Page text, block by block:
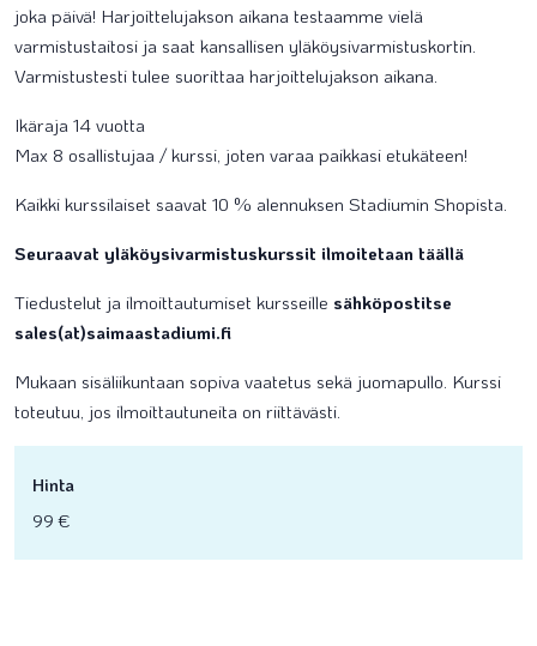
joka päivä! Harjoittelujakson aikana testaamme vielä
varmistustaitosi ja saat kansallisen yläköysivarmistuskortin.
Varmistustesti tulee suorittaa harjoittelujakson aikana.
Ikäraja 14 vuotta
Max 8 osallistujaa / kurssi, joten varaa paikkasi etukäteen!
Kaikki kurssilaiset saavat 10 % alennuksen Stadiumin Shopista.
Seuraavat yläköysivarmistuskurssit ilmoitetaan täällä
Tiedustelut ja ilmoittautumiset kursseille sähköpostitse
sales(at)saimaastadiumi.fi
Mukaan sisäliikuntaan sopiva vaatetus sekä juomapullo. Kurssi
toteutuu, jos ilmoittautuneita on riittävästi.
Hinta
99 €